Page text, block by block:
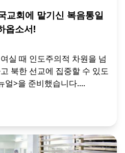
교회에 맡기신 복음통일
옵소서!
실 때 인도주의적 차원을 넘
북한 선교에 집중할 수 있도
얼>을 준비했습니다....